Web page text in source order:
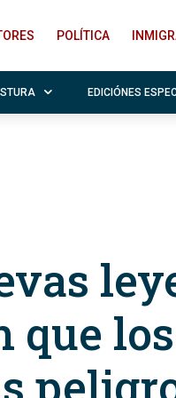
POLÍTICA
EDICIÓNES
que